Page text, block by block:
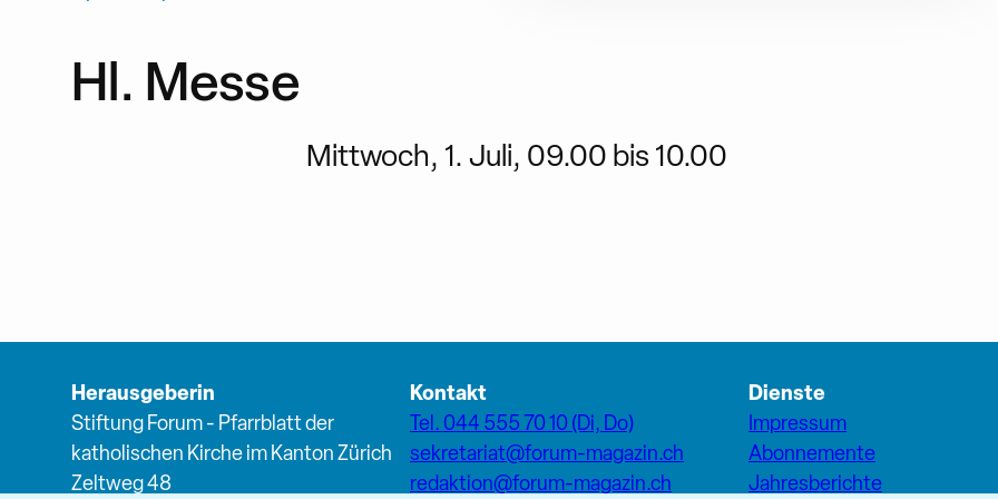
Hl. Messe
Mittwoch, 1. Juli, 09.00 bis 10.00
Herausgeberin
Stiftung Forum - Pfarrblatt der
katholischen Kirche im Kanton Zürich
Zeltweg 48
Kontakt
Tel. 044 555 70 10 (Di, Do)
sekretariat@forum-magazin.ch
redaktion@forum-magazin.ch
Dienste
Impressum
Abonnemente
Jahresberichte